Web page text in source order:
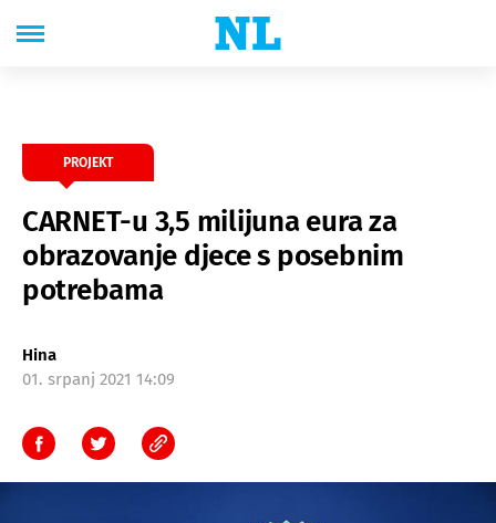
PROJEKT
CARNET-u 3,5 milijuna eura za
obrazovanje djece s posebnim
potrebama
Hina
01. srpanj 2021 14:09